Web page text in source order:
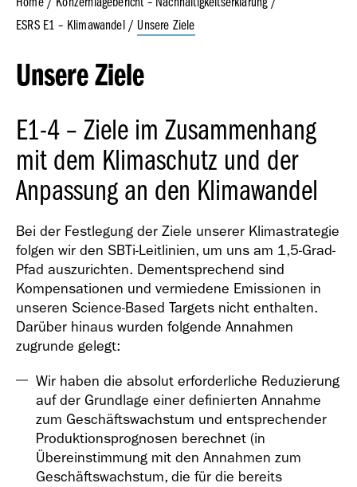
Geschäfts­bericht
2023
2022
2021
ESRS E1 – Klimawandel
Unsere Ziele
Unsere Ziele
E1-4 – Ziele im Zusammenhang
mit dem Klimaschutz und der
Anpassung an den Klimawandel
Bei der Festlegung der Ziele unserer Klimastrategie
folgen wir den SBTi-Leitlinien, um uns am 1,5-Grad-
Pfad auszurichten. Dementsprechend sind
Kompensationen und vermiedene Emissionen in
unseren Science-Based Targets nicht enthalten.
Darüber hinaus wurden folgende Annahmen
zugrunde gelegt:
Wir haben die absolut erforderliche Reduzierung
auf der Grundlage einer definierten Annahme
zum Geschäftswachstum und entsprechender
Produktionsprognosen berechnet (in
Übereinstimmung mit den Annahmen zum
Geschäftswachstum, die für die bereits